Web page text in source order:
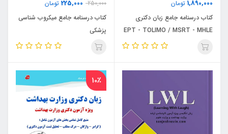
1,890,000 تومان
کتاب درسنامه جامع زبان دکتری
EPT - TOLIMO / MSRT - MHLE
(نشر جامعه نگر)
250,000
225,000 تومان
کتاب درسنامه جامع میکروب شناسی
پزشکی
10٪